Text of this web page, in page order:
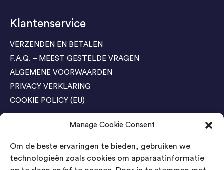
Manage Cookie Consent
Om de beste ervaringen te bieden, gebruiken we
technologieën zoals cookies om apparaatinformatie
Klantenservice
VERZENDEN EN BETALEN
F.A.Q. – MEEST GESTELDE VRAGEN
ALGEMENE VOORWAARDEN
PRIVACY VERKLARING
COOKIE POLICY (EU)
Agenda Trade Shows
04-05 November / SVG FAIR Winterswijk
Bestel GRATIS kaarten